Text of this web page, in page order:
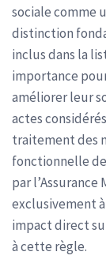
sociale comme
distinction
inclus dans la
importance
améliorer leur
actes
traitement des
fonctionnelle
par
exclusivement
impact direct
à cette règle.